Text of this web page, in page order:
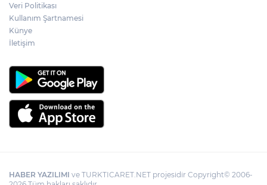
Veri Politikası
Kullanım Şartnamesi
Künye
İletişim
HABER YAZILIMI ve TURKTICARET.NET projesidir Copyright© 2006-